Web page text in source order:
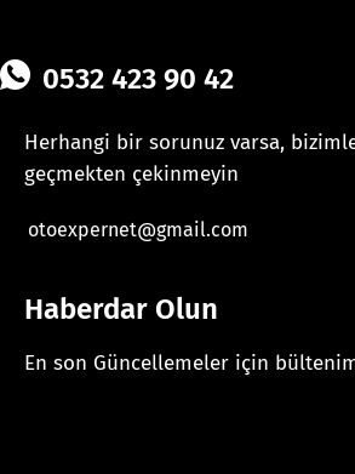
0532 423 90 42
Herhangi bir sorunuz varsa,
geçmekten çekinmeyin
otoexpernet@gmail.com
Haberdar Olun
En son Güncellemeler için